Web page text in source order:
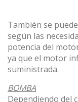
También se
según las
potencia del
ya que el motor
suministrada.
BOMBA
Dependiendo del
instalación de las
de configurar su
impedir que sean
deberá tener en
dificultades de
Analíticas y